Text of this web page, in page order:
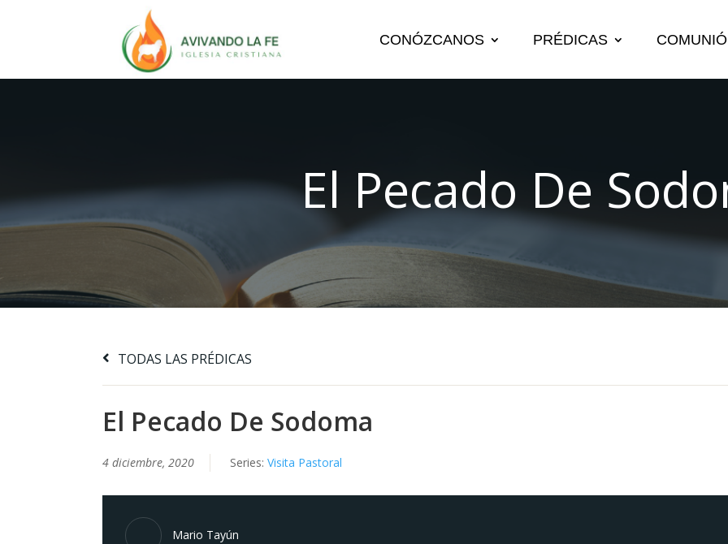
CONÓZCANOS PRÉDICAS
El Pecado De
TODAS LAS PRÉDICAS
El Pecado De Sodoma
4 diciembre, 2020 Series: Visita Pastoral
Mario Tayún